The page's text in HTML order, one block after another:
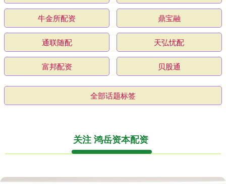
牛金所配资 鼎宝融
通联随配 天弘忧配
富邦配资 贝股通
全部话题标签
关注 鸿岳资本配资